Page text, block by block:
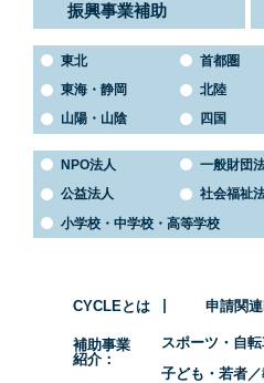
振興事業補助
東北 首都圏
東海・静岡
北陸
山陽・山陰
四国
NPO法人 一般財団
公益法人
社会福祉
小学校・中学校・高等学校
CYCLEとは 申請関
補助事業
紹介
スポーツ・自
子ども・若者